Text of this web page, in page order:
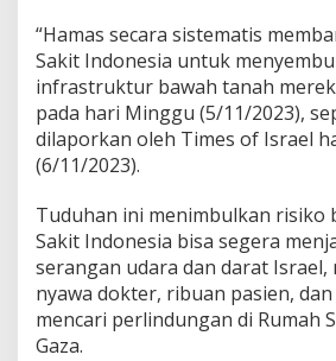
“Hamas secara sistematis
Sakit Indonesia untuk
infrastruktur bawah tanah
pada hari Minggu (5/11/2023),
dilaporkan oleh Times of Israel
(6/11/2023).
Tuduhan ini menimbulkan risiko
Sakit Indonesia bisa segera
serangan udara dan darat Israel,
nyawa dokter, ribuan pasien,
mencari perlindungan di Rumah
Gaza.